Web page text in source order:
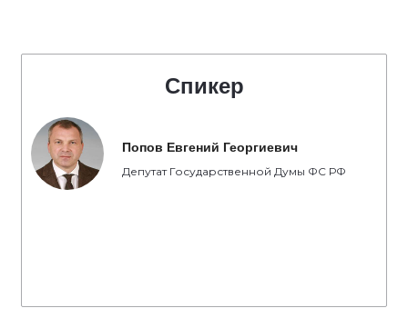
Спикер
Попов Евгений Георгиевич
Депутат Государственной Думы ФС РФ